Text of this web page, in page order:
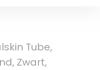
Tube,
Zwart,